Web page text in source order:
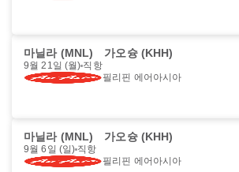
마닐라 (MNL) 가오슝 (KHH)
9월 21일 (월) 직항
필리핀 에어아시아
마닐라 (MNL) 가오슝 (KHH)
9월 6일 (일) 직항
필리핀 에어아시아